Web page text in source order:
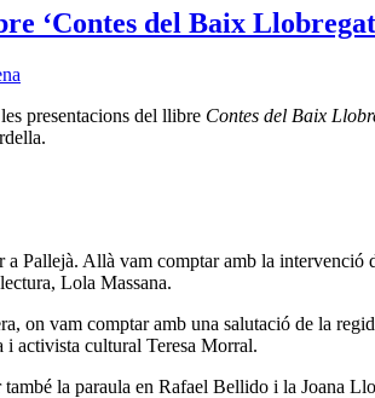
‘Contes del Baix
presentacions del llibre Contes del Baix
Pallejà. Allà vam comptar amb la
Lola Massana.
on vam comptar amb una salutació de la
i activista cultural Teresa Morral.
la paraula en Rafael Bellido i la Joana